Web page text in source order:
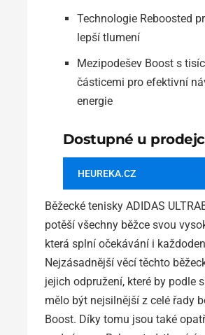
Technologie Reboosted
lepší tlumení
Mezipodešev Boost s
částicemi pro efektivní
energie
Dostupné u
HEUREKA.CZ
Běžecké tenisky ADIDAS
potěší všechny běžce svou
která splní očekávání i
Nejzásadnější věcí těchto
jejich odpružení, které by podle
mělo být nejsilnější z celé řady
Boost. Díky tomu jsou také